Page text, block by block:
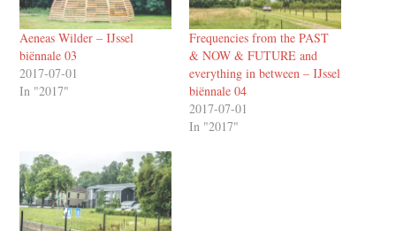
Aeneas Wilder – IJssel
biënnale 03
2017-07-01
In "2017"
Frequencies from the PAST
& NOW & FUTURE and
everything in between – IJssel
biënnale 04
2017-07-01
In "2017"